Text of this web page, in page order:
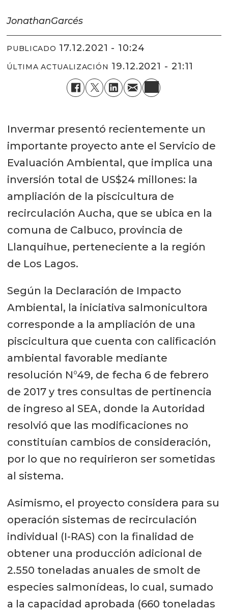
JonathanGarcés
PUBLICADO 17.12.2021 - 10:24
ÚLTIMA ACTUALIZACIÓN 19.12.2021 - 21:11
Invermar presentó recientemente un
importante proyecto ante el Servicio de
Evaluación Ambiental, que implica una
inversión total de US$24 millones: la
ampliación de la piscicultura de
recirculación Aucha, que se ubica en la
comuna de Calbuco, provincia de
Llanquihue, perteneciente a la región
de Los Lagos.
Según la Declaración de Impacto
Ambiental, la iniciativa salmonicultora
corresponde a la ampliación de una
piscicultura que cuenta con calificación
ambiental favorable mediante
resolución N°49, de fecha 6 de febrero
de 2017 y tres consultas de pertinencia
de ingreso al SEA, donde la Autoridad
resolvió que las modificaciones no
constituían cambios de consideración,
por lo que no requirieron ser sometidas
al sistema.
Asimismo, el proyecto considera para su
operación sistemas de recirculación
individual (I-RAS) con la finalidad de
obtener una producción adicional de
2.550 toneladas anuales de smolt de
especies salmonídeas, lo cual, sumado
a la capacidad aprobada (660 toneladas